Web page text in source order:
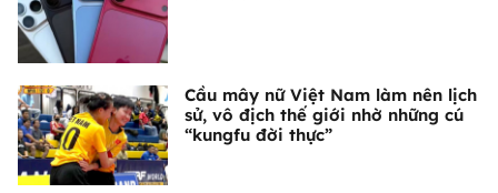
Cầu mây nữ Việt Nam làm nên lịch
sử, vô địch thế giới nhờ những cú
“kungfu đời thực”